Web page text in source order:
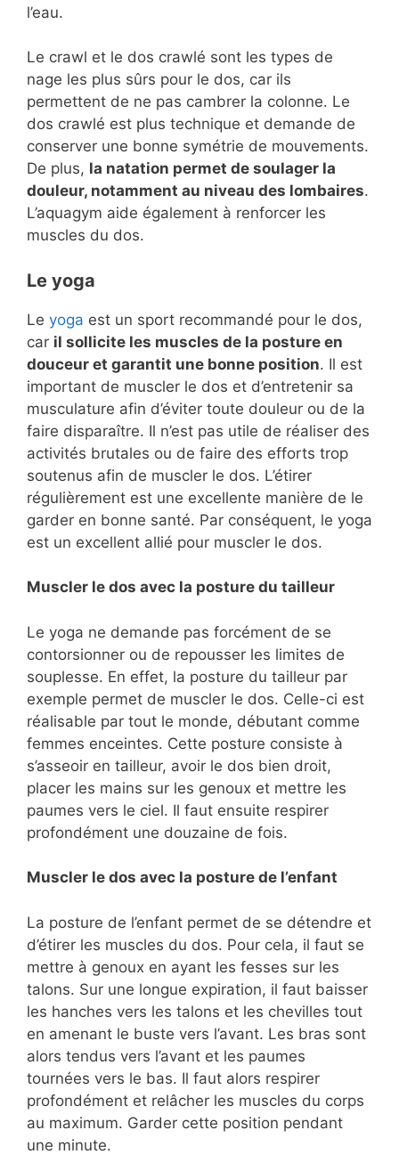
l’eau.
Le crawl et le dos crawlé sont les types de
nage les plus sûrs pour le dos, car ils
permettent de ne pas cambrer la colonne. Le
dos crawlé est plus technique et demande de
conserver une bonne symétrie de mouvements.
De plus, la natation permet de soulager la
douleur, notamment au niveau des lombaires.
L’aquagym aide également à renforcer les
muscles du dos.
Le yoga
Le yoga est un sport recommandé pour le dos,
car il sollicite les muscles de la posture en
douceur et garantit une bonne position. Il est
important de muscler le dos et d’entretenir sa
musculature afin d’éviter toute douleur ou de la
faire disparaître. Il n’est pas utile de réaliser des
activités brutales ou de faire des efforts trop
soutenus afin de muscler le dos. L’étirer
régulièrement est une excellente manière de le
garder en bonne santé. Par conséquent, le yoga
est un excellent allié pour muscler le dos.
Muscler le dos avec la posture du tailleur
Le yoga ne demande pas forcément de se
contorsionner ou de repousser les limites de
souplesse. En effet, la posture du tailleur par
exemple permet de muscler le dos. Celle-ci est
réalisable par tout le monde, débutant comme
femmes enceintes. Cette posture consiste à
s’asseoir en tailleur, avoir le dos bien droit,
placer les mains sur les genoux et mettre les
paumes vers le ciel. Il faut ensuite respirer
profondément une douzaine de fois.
Muscler le dos avec la posture de l’enfant
La posture de l’enfant permet de se détendre et
d’étirer les muscles du dos. Pour cela, il faut se
mettre à genoux en ayant les fesses sur les
talons. Sur une longue expiration, il faut baisser
les hanches vers les talons et les chevilles tout
en amenant le buste vers l’avant. Les bras sont
alors tendus vers l’avant et les paumes
tournées vers le bas. Il faut alors respirer
profondément et relâcher les muscles du corps
au maximum. Garder cette position pendant
une minute.